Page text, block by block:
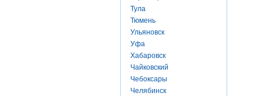
Тула
Тюмень
Ульяновск
Уфа
Хабаровск
Чайковский
Чебоксары
Челябинск